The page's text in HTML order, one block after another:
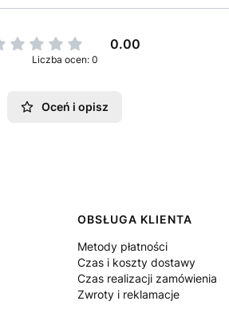
0.00
Liczba ocen: 0
Oceń i opisz
OBSŁUGA KLIENTA
Metody płatności
Czas i koszty dostawy
Czas realizacji zamówienia
Zwroty i reklamacje